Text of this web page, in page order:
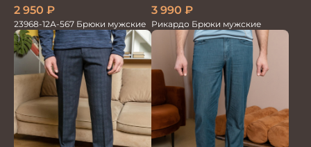
2 950 ₽
23968-12А-567 Брюки мужские
3 990 ₽
Рикардо Брюки мужские